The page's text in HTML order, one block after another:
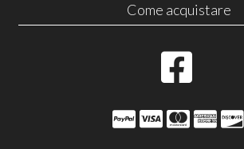
Come acquistare